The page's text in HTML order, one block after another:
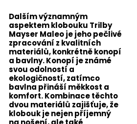
Dalším významným
aspektem klobouku Trilby
Mayser Maleo je jeho pečlivé
zpracování z kvalitních
materiálů, konkrétně konopí
a bavlny. Konopí je známé
svou odolností a
ekologičností, zatímco
bavlna přináší měkkost a
komfort. Kombinace těchto
dvou materiálů zajišťuje, že
klobouk je nejen příjemný